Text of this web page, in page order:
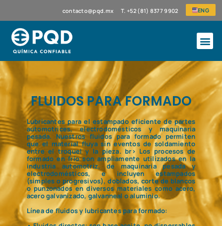
contacto@pqd.mx T. +52 (81) 8377 9902 ENG
FLUIDOS PARA FORMADO
Lubricantes para el estampado eficiente de partes
automotrices, electrodomésticos y maquinaria
pesada. Nuestros fluidos para formado permiten
que el material fluya sin eventos de soldamiento
entre el troquel y la pieza. br> Los procesos de
formado en frío son ampliamente utilizados en la
industria automotriz, de maquinaria pesada y
electrodomésticos, e incluyen estampados
(simples o progresivos), doblados, corte de blancos
o punzonados en diversos materiales como acero,
acero galvanizado, galvanneal o aluminio.
Línea de fluidos y lubricantes para formado: